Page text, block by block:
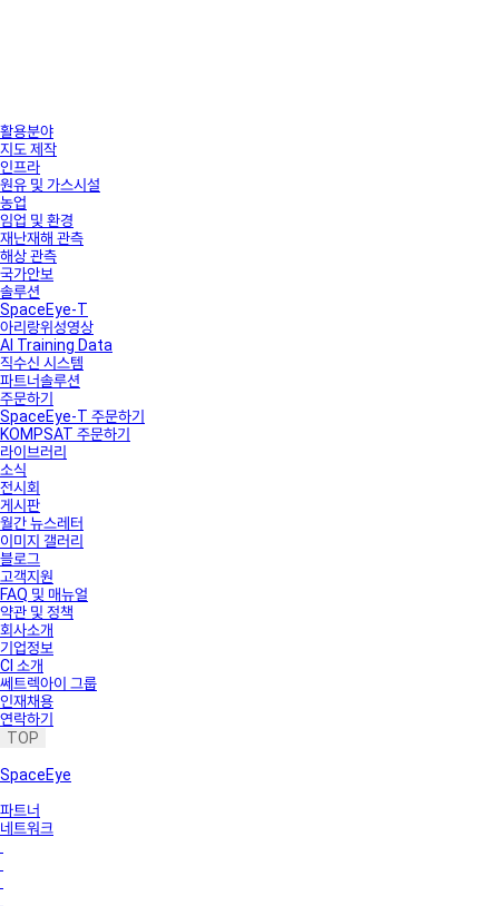
활용분야
지도 제작
인프라
원유 및 가스시설
농업
임업 및 환경
재난재해 관측
해상 관측
국가안보
솔루션
SpaceEye-T
아리랑위성영상
AI Training Data
직수신 시스템
파트너솔루션
주문하기
SpaceEye-T 주문하기
KOMPSAT 주문하기
라이브러리
소식
전시회
게시판
월간 뉴스레터
이미지 갤러리
블로그
고객지원
FAQ 및 매뉴얼
약관 및 정책
회사소개
기업정보
CI 소개
쎄트렉아이 그룹
인재채용
연락하기
TOP
SpaceEye
파트너
네트워크